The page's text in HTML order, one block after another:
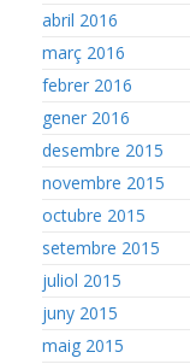
abril 2016
març 2016
febrer 2016
gener 2016
desembre 2015
novembre 2015
octubre 2015
setembre 2015
juliol 2015
juny 2015
maig 2015